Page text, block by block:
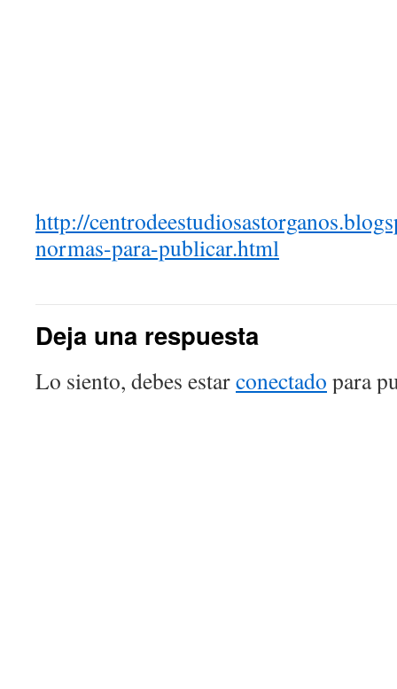
http://
normas-para-publicar.html
Deja una respuesta
Lo siento, debes estarconectado para